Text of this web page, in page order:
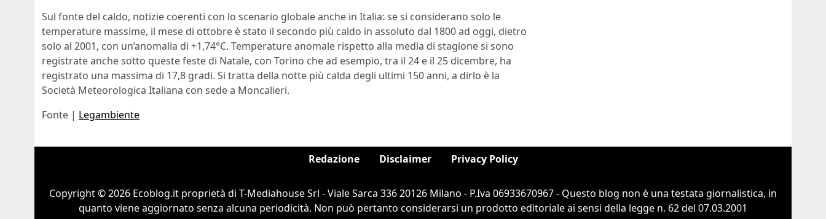
Sul fonte del caldo, notizie coerenti con lo scenario globale anche in Italia: se si considerano solo le
temperature massime, il mese di ottobre è stato il secondo più caldo in assoluto dal 1800 ad oggi, dietro
solo al 2001, con un’anomalia di +1,74°C. Temperature anomale rispetto alla media di stagione si sono
registrate anche sotto queste feste di Natale, con Torino che ad esempio, tra il 24 e il 25 dicembre, ha
registrato una massima di 17,8 gradi. Si tratta della notte più calda degli ultimi 150 anni, a dirlo è la
Società Meteorologica Italiana con sede a Moncalieri.
Fonte | Legambiente
Redazione Disclaimer Privacy Policy
Copyright © 2026 Ecoblog.it proprietà di T-Mediahouse Srl - Viale Sarca 336 20126 Milano - P.Iva 06933670967 - Questo blog non è una testata giornalistica, in
quanto viene aggiornato senza alcuna periodicità. Non può pertanto considerarsi un prodotto editoriale ai sensi della legge n. 62 del 07.03.2001